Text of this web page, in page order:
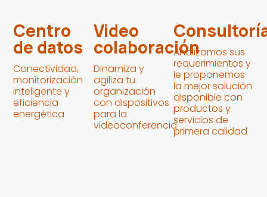
Centro
de datos
Conectividad,
monitorización
inteligente y
eficiencia
energética
Video
colaboración
Dinamiza y
agiliza tu
organización
con dispositivos
para la
videoconferencia
Analizamos sus
requerimientos y
le proponemos
la mejor solución
disponible con
productos y
servicios de
primera calidad